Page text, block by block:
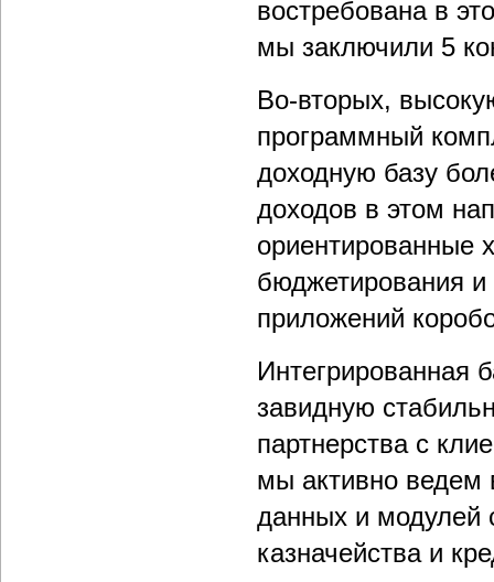
востребована в
мы заключили 5
Во-вторых,
программный
доходную базу
доходов в этом
ориентированные
бюджетирования и
приложений
Интегрированная
завидную
партнерства с
мы активно ведем
данных и модулей
казначейства и